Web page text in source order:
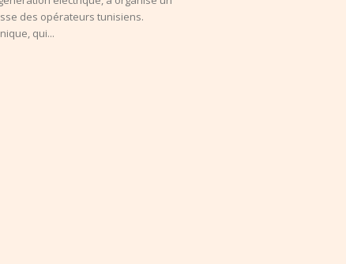
des opérateurs tunisiens.
qui...